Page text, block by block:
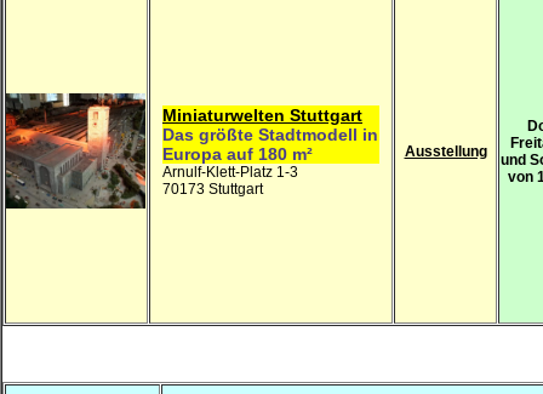
Miniaturwelten Stuttgart
Das größte Stadtmodell in
Europa auf 180 m²
Arnulf-Klett-Platz 1-3
70173 Stuttgart
Ausstellung
und
von